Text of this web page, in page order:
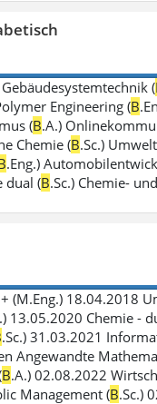
Gebäudesystemtechnik (
Engineering (B
(B.A.)
Chemie (B.Sc.)
.Eng.)
dual (B.Sc.) Chemie-
+ (M.Eng.) 18.04.2018
13.05.2020 Chemie -
.Sc.) 31.03.2021
Angewandte
B.A.) 02.08.2022
Management (B.Sc.)